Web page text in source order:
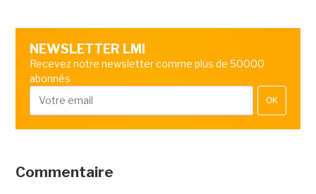
NEWSLETTER LMI
Recevez notre newsletter comme plus de 50000
abonnés
OK
Commentaire